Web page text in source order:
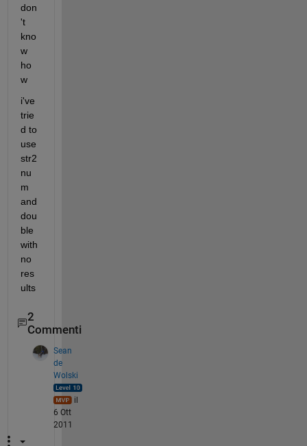
don
't
kno
w
ho
w
i've
trie
d to
use
str2
nu
m
and
dou
ble
with
no
res
ults
2
Commenti
Sean
de
Wolski
il
6 Ott
2011